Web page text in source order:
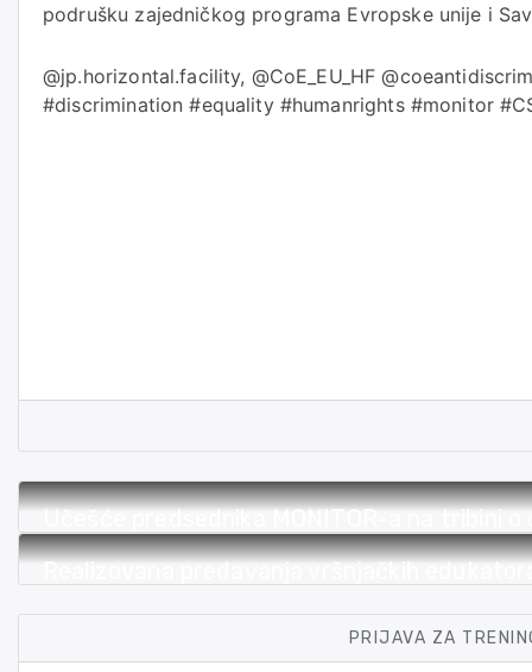
podrušku zajedničkog programa Evropske unije i
@jp.horizontal.facility, @CoE_EU_HF
#discrimination #equality #humanrights #monitor
Učešće predsednika MONITOR-a na tribini
Realizovana predavanja vršnjačkih
PRIJAVA ZA